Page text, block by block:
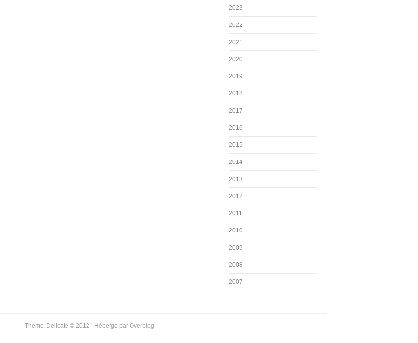
2023
2022
2021
2020
2019
2018
2017
2016
2015
2014
2013
2012
2011
2010
2009
2008
2007
Theme: Delicate © 2012 - Hébergé par Overblog